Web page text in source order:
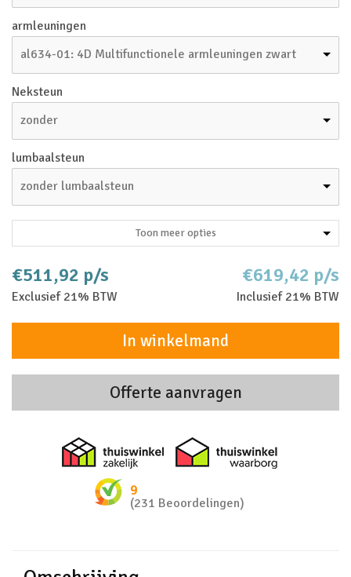
armleuningen
al634-01: 4D Multifunctionele armleuningen zwart
Neksteun
zonder
lumbaalsteun
zonder lumbaalsteun
Toon meer opties
€511,92 p/s
Exclusief 21% BTW
€619,42 p/s
Inclusief 21% BTW
In winkelmand
Offerte aanvragen
Thuiswinkel zakelijk
9
(231 Beoordelingen)